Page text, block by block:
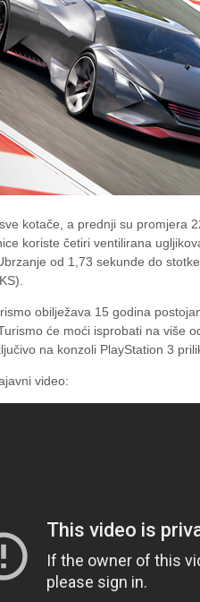
kotače, a prednji su promjera
koriste četiri ventilirana
od 1,73 sekunde do
obilježava 15 godina
će moći isprobati na više
na konzoli PlayStation 3
video: